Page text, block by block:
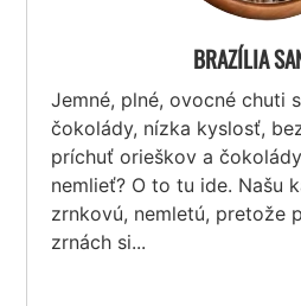
BRAZÍLIA
Jemné, plné, ovocné chuti
čokolády, nízka kyslosť,
príchuť orieškov a
nemlieť? O to tu ide. Našu
zrnkovú, nemletú, pretože
zrnách si...